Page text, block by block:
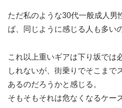
ただ私のような30代一般成人男
ば、同じように感じる人も多い
これ以上重いギアは下り坂では
しれないが、街乗りでそこまで
あるのだろうかと感じる。
そもそもそれは危なくなるケー